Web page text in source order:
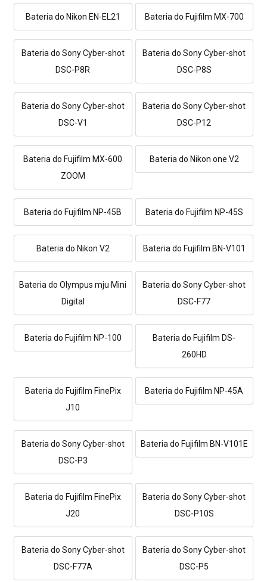
Bateria do Nikon EN-EL21 Bateria do Fujifilm MX-700
Bateria do Sony Cyber-shot
DSC-P8R
Bateria do Sony Cyber-shot
DSC-P8S
Bateria do Sony Cyber-shot
DSC-V1
Bateria do Sony Cyber-shot
DSC-P12
Bateria do Fujifilm MX-600
ZOOM
Bateria do Nikon one V2
Bateria do Fujifilm NP-45B Bateria do Fujifilm NP-45S
Bateria do Nikon V2 Bateria do Fujifilm BN-V101
Bateria do Olympus mju Mini
Digital
Bateria do Sony Cyber-shot
DSC-F77
Bateria do Fujifilm NP-100
Bateria do Fujifilm DS-
260HD
Bateria do Fujifilm FinePix
J10
Bateria do Fujifilm NP-45A
Bateria do Sony Cyber-shot
DSC-P3
Bateria do Fujifilm BN-V101E
Bateria do Fujifilm FinePix
J20
Bateria do Sony Cyber-shot
DSC-P10S
Bateria do Sony Cyber-shot
DSC-F77A
Bateria do Sony Cyber-shot
DSC-P5